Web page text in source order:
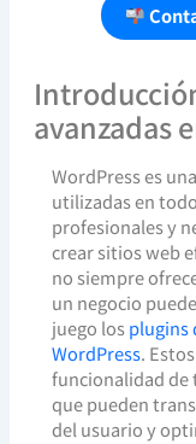
avanzadas
WordPress es
utilizadas en
profesionales y
crear sitios web
no siempre
un negocio
juego losplugins
WordPress.
funcionalidad de
que pueden
del usuario y